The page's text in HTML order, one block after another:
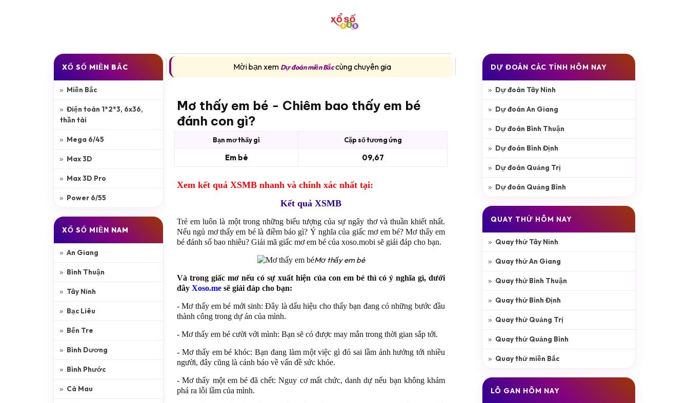
Mời bạn xem Dự đoán miền Bắccùng chuyên gia
Mơ thấy em bé - Chiêm bao thấy em bé
đánh con gì?
Bạn mơ thấy gì Cặp số tương ứng
Em bé 09,67
Xem kết quả XSMB nhanh và chính xác nhất tại:
Kết quả XSMB
Trẻ em luôn là một trong những biểu tượng của sự ngây thơ và thuần khiết nhất.
Nếu ngủ mơ thấy em bé là điềm báo gì? Ý nghĩa của giấc mơ em bé? Mơ thấy em
bé đánh số bao nhiêu? Giải mã giấc mơ em bé của xoso.mobi sẽ giải đáp cho bạn.
Mơ thấy em bé
Và trong giấc mơ nếu có sự xuất hiện của con em bé thì có ý nghĩa gì, dưới
đây Xoso.me sẽ giải đáp cho bạn:
- Mơ thấy em bé mới sinh: Đây là dấu hiệu cho thấy bạn đang có những bước đầu
thành công trong dự án của mình.
- Mơ thấy em bé cười với mình: Bạn sẽ có được may mắn trong thời gian sắp tới.
- Mơ thấy em bé khóc: Bạn đang làm một việc gì đó sai lầm ảnh hưởng tới nhiều
người, đây cũng là cảnh báo về vấn đề sức khỏe.
- Mơ thấy một em bé đã chết: Nguy cơ mất chức, danh dự nếu bạn không khám
phá ra lỗi lầm của mình.
XỔ SỐ MIỀN BẮC
Miền Bắc
Điện toán 1*2*3, 6x36,
thần tài
Mega 6/45
Max 3D
Max 3D Pro
Power 6/55
XỔ SỐ MIỀN NAM
An Giang
Bình Thuận
Tây Ninh
Bạc Liêu
Bến Tre
Bình Dương
Bình Phước
Cà Mau
DỰ ĐOÁN CÁC TỈNH HÔM NAY
Dự đoán Tây Ninh
Dự đoán An Giang
Dự đoán Bình Thuận
Dự đoán Bình Định
Dự đoán Quảng Trị
Dự đoán Quảng Bình
QUAY THỬ HÔM NAY
Quay thử Tây Ninh
Quay thử An Giang
Quay thử Bình Thuận
Quay thử Bình Định
Quay thử Quảng Trị
Quay thử Quảng Bình
Quay thử miền Bắc
LÔ GAN HÔM NAY